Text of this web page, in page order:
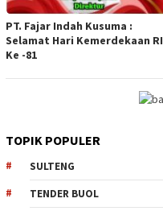
PT. Fajar Indah Kusuma :
Selamat Hari Kemerdekaan RI
Ke -81
TOPIK POPULER
SULTENG
TENDER BUOL